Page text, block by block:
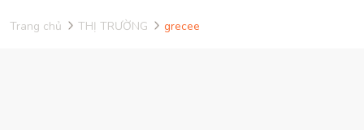
Trang chủ THỊ TRƯỜNG grecee